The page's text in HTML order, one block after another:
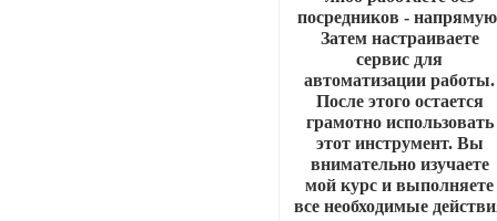
посредников -
Затем настраиваете
сервис для
автоматизации работы.
После этого остается
грамотно использовать
этот инструмент. Вы
внимательно изучаете
мой курс и выполняете
все необходимые